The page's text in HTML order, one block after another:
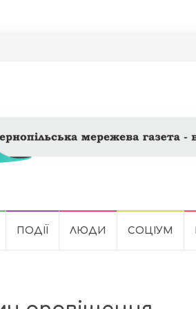
ПОДІЇ ЛЮДИ СОЦІУМ